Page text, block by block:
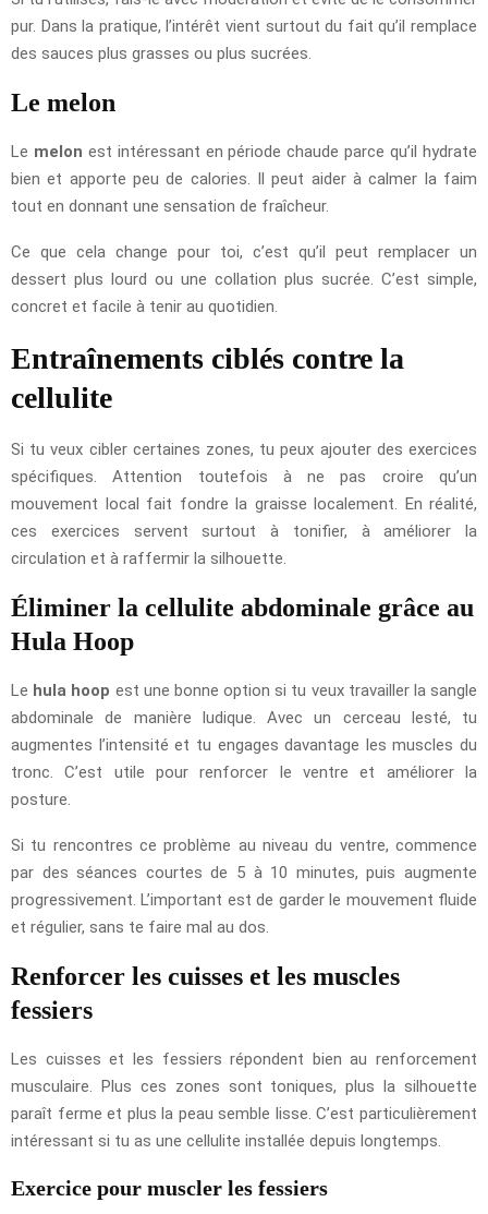
pur. Dans la pratique, l’intérêt vient surtout du fait qu’il remplace
des sauces plus grasses ou plus sucrées.
Le melon
Le melon est intéressant en période chaude parce qu’il hydrate
bien et apporte peu de calories. Il peut aider à calmer la faim
tout en donnant une sensation de fraîcheur.
Ce que cela change pour toi, c’est qu’il peut remplacer un
dessert plus lourd ou une collation plus sucrée. C’est simple,
concret et facile à tenir au quotidien.
Entraînements ciblés contre la
cellulite
Si tu veux cibler certaines zones, tu peux ajouter des exercices
spécifiques. Attention toutefois à ne pas croire qu’un
mouvement local fait fondre la graisse localement. En réalité,
ces exercices servent surtout à tonifier, à améliorer la
circulation et à raffermir la silhouette.
Éliminer la cellulite abdominale grâce au
Hula Hoop
Le hula hoop est une bonne option si tu veux travailler la sangle
abdominale de manière ludique. Avec un cerceau lesté, tu
augmentes l’intensité et tu engages davantage les muscles du
tronc. C’est utile pour renforcer le ventre et améliorer la
posture.
Si tu rencontres ce problème au niveau du ventre, commence
par des séances courtes de 5 à 10 minutes, puis augmente
progressivement. L’important est de garder le mouvement fluide
et régulier, sans te faire mal au dos.
Renforcer les cuisses et les muscles
fessiers
Les cuisses et les fessiers répondent bien au renforcement
musculaire. Plus ces zones sont toniques, plus la silhouette
paraît ferme et plus la peau semble lisse. C’est particulièrement
intéressant si tu as une cellulite installée depuis longtemps.
Exercice pour muscler les fessiers